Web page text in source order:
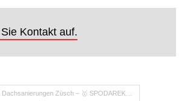
Kontakt auf.
Züsch – 🥇 SPODAREK…